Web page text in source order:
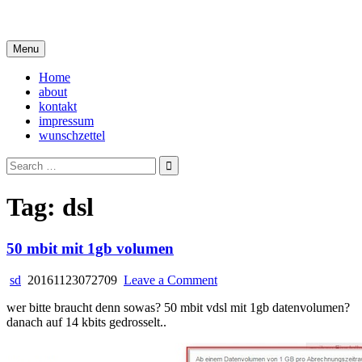
content
Menu
Home
about
kontakt
impressum
wunschzettel
Search
for:
Tag: dsl
50 mbit mit 1gb volumen
sd 20161123072709 Leave a Commenton
mbit
volumen
wer bitte braucht denn sowas? 50 mbit vdsl mit 1gb datenvolumen?
danach auf 14 kbits gedrosselt..